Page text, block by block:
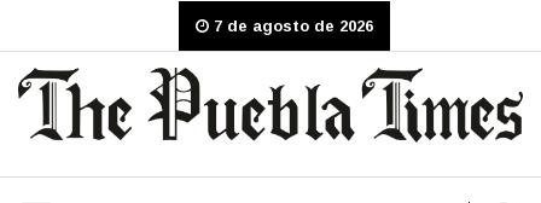
7 de agosto de 2026